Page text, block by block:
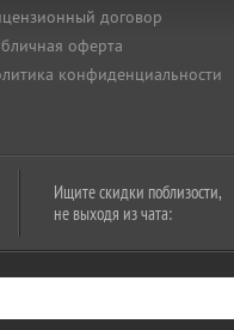
договор
оферта
конфиденциальности
Ищите скидки поблизости,
не выходя из чата: